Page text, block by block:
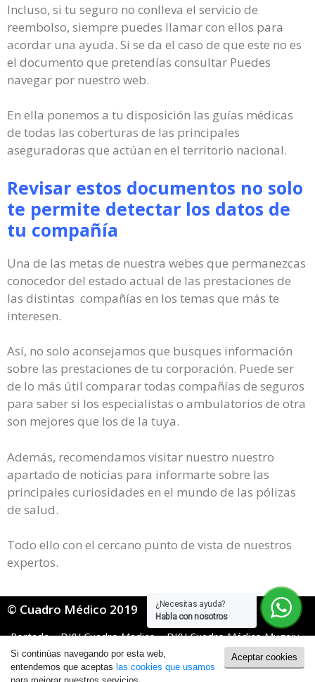
¿Necesitas ayuda?
Habla con nosotros
Incluso, si tu seguro no conlleva el servicio de
reembolso, siempre puedes llamar con ellos para
acordar una ayuda. Si se da el caso de que este no es
el documento que pretendías consultar Puedes
navegar por nuestro web.
En ella ponemos a tu disposición las guías médicas
de todas las coberturas de las principales
aseguradoras que actúan en el territorio nacional.
Revisar estos documentos no solo
te permite detectar los datos de
tu compañía
Una de las metas de nuestra webes que permanezcas
conocedor del estado actual de las prestaciones de
las distintas compañías en los temas que más te
interesen.
Así, no solo aconsejamos que busques información
sobre las prestaciones de tu corporación. Puede ser
de lo más útil comparar todas compañías de seguros
para saber si los especialistas o ambulatorios de otra
son mejores que los de la tuya.
Además, recomendamos visitar nuestro nuestro
apartado de noticias para informarte sobre las
principales curiosidades en el mundo de las pólizas
de salud.
Todo ello con el cercano punto de vista de nuestros
expertos.
© Cuadro Médico 2019
Portada»DKV Cuadro Medico»DKV Cuadro Médico Mugeju»
Dkv Mugeju Cuadro Medico Huesca
Política de Cookies|Política de Privacidad
Aceptar cookies
Si continúas navegando por esta web,
entendemos que aceptas las cookies que usamos